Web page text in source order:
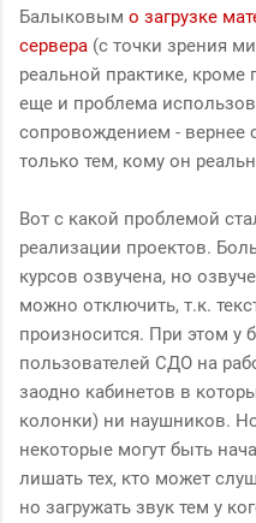
Балыковым о загрузке
сервера (с точки зрения
реальной практике,
еще и проблема
сопровождением - вернее
только тем, кому он
Вот с какой проблемой
реализации проектов.
курсов озвучена, но
можно отключить, т.к.
произносится. При этом у
пользователей СДО на
заодно кабинетов в
колонки) ни наушников.
некоторые могут быть
лишать тех, кто может
но загружать звук тем у